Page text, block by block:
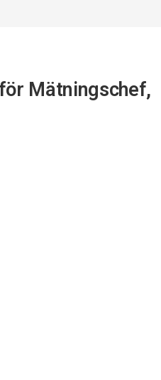
Mätningschef,